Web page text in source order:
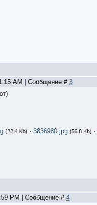
AM | Сообщение # 3
(22.4 Kb) · 3836980.jpg (56.8 Kb) ·
PM | Сообщение #4